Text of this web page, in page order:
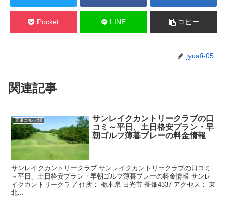
Pocket LINE コピー
jyuafi-05
関連記事
関東ゴルフ場
サンレイクカントリークラブの口
コミ～平日、土日格安プラン・早
朝ゴルフ薄暮プレーの料金情報
サンレイクカントリークラブ サンレイクカントリークラブの口コミ
～平日、土日格安プラン・早朝ゴルフ薄暮プレーの料金情報 サンレ
イクカントリークラブ 住所： 栃木県 日光市 長畑4337 アクセス： 東
北...